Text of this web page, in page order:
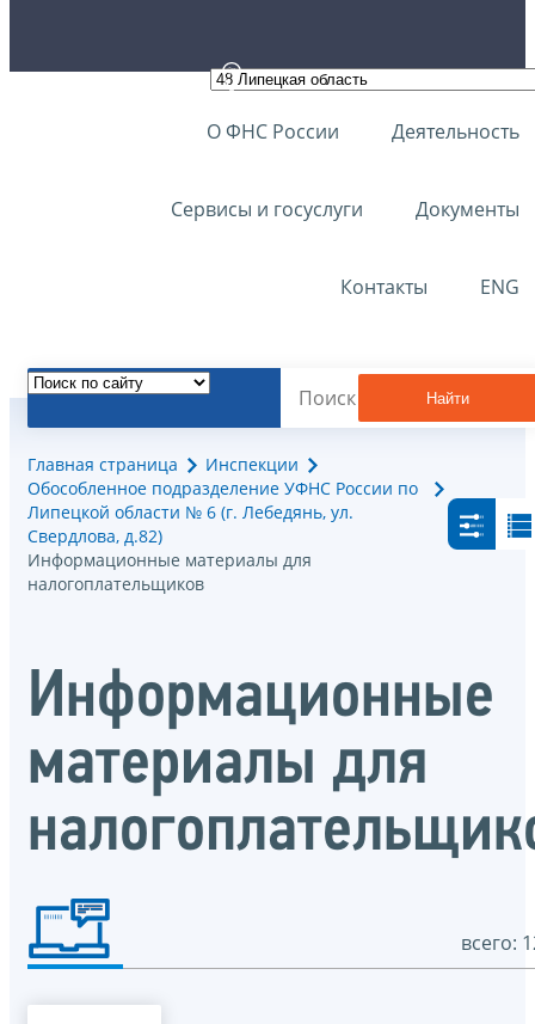
О ФНС России Деятельность
Сервисы и госуслуги Документы
Контакты ENG
Найти
Главная страница
Инспекции
Обособленное подразделение УФНС России по
Липецкой области № 6 (г. Лебедянь, ул.
Свердлова, д.82)
Информационные материалы для
налогоплательщиков
Информационные
материалы для
всего: